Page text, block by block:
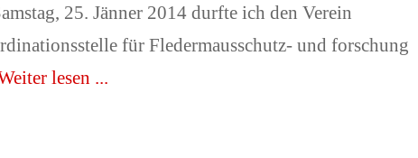
buchen!
25. Jänner 2014 durfte ich den Verein
für Fledermausschutz- und forschung
lesen ...